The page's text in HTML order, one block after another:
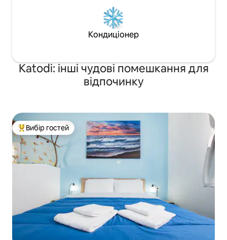
Кондиціонер
Katodi: інші чудові помешкання для
відпочинку
Топ вибір гостей
Вибір гостей